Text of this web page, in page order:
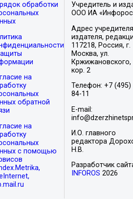
обработки
на
обратной
на
с помощью
Учредитель и
ООО ИА
Адрес
издателя,
117218, Россия, г.
Москва, ул.
Кржижановского,
кор. 2
Телефон: +7 (495)
84-11
E-mail:
И.О. главного
редактора
Н.В.
Разработчик
INFOROS 2026